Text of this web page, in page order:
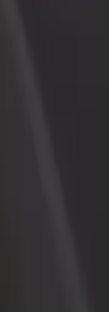
servicios y